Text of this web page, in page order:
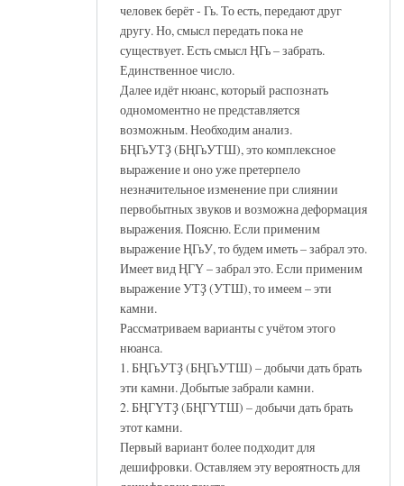
человек берёт - Гь. То есть, передают друг
другу. Но, смысл передать пока не
существует. Есть смысл ҢГь – забрать.
Единственное число.
Далее идёт нюанс, который распознать
одномоментно не представляется
возможным. Необходим анализ.
БҢГьУТҘ (БҢГьУТШ), это комплексное
выражение и оно уже претерпело
незначительное изменение при слиянии
первобытных звуков и возможна деформация
выражения. Поясню. Если применим
выражение ҢГьУ, то будем иметь – забрал это.
Имеет вид ҢГҮ – забрал это. Если применим
выражение УТҘ (УТШ), то имеем – эти
камни.
Рассматриваем варианты с учётом этого
нюанса.
1. БҢГьУТҘ (БҢГьУТШ) – добычи дать брать
эти камни. Добытые забрали камни.
2. БҢГҮТҘ (БҢГҮТШ) – добычи дать брать
этот камни.
Первый вариант более подходит для
дешифровки. Оставляем эту вероятность для